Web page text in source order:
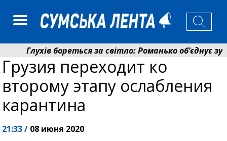
Глухів бореться за світло: Романько об’єднує
Пенсійний фонд Сумщини спрямував 0,2 млрд грн
Грузия переходит ко
второму этапу ослабления
карантина
21:33 / 08 июня 2020